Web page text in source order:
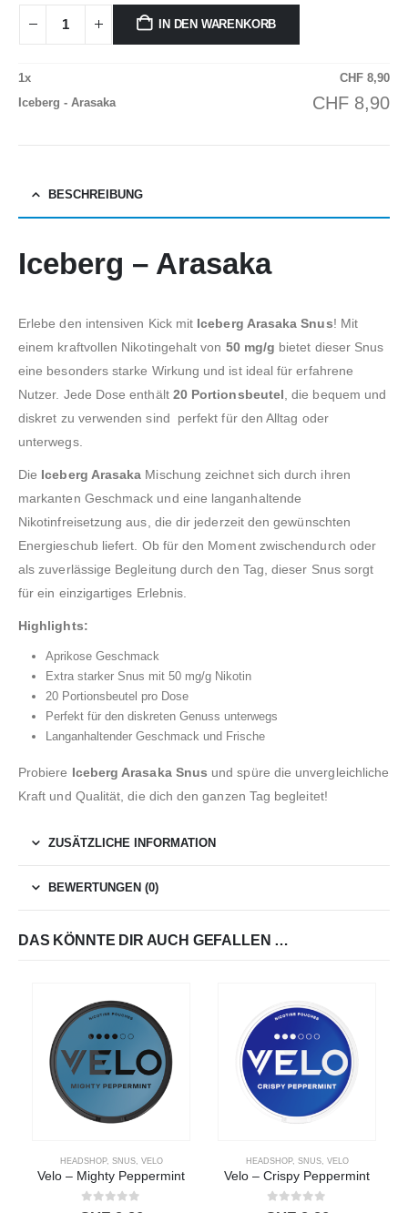
IN DEN WARENKORB
1x CHF 8,90
Iceberg - Arasaka
CHF 8,90
BESCHREIBUNG
Iceberg – Arasaka
Erlebe den intensiven Kick mit Iceberg Arasaka Snus! Mit
einem kraftvollen Nikotingehalt von 50 mg/g bietet dieser Snus
eine besonders starke Wirkung und ist ideal für erfahrene
Nutzer. Jede Dose enthält 20 Portionsbeutel , die bequem und
diskret zu verwenden sind perfekt für den Alltag oder
unterwegs.
Die Iceberg Arasaka Mischung zeichnet sich durch ihren
markanten Geschmack und eine langanhaltende
Nikotinfreisetzung aus, die dir jederzeit den gewünschten
Energieschub liefert. Ob für den Moment zwischendurch oder
als zuverlässige Begleitung durch den Tag, dieser Snus sorgt
für ein einzigartiges Erlebnis.
Highlights:
Aprikose Geschmack
Extra starker Snus mit 50 mg/g Nikotin
20 Portionsbeutel pro Dose
Perfekt für den diskreten Genuss unterwegs
Langanhaltender Geschmack und Frische
Probiere Iceberg Arasaka Snus und spüre die unvergleichliche
Kraft und Qualität, die dich den ganzen Tag begleitet!
ZUSÄTZLICHE INFORMATION
BEWERTUNGEN (0)
DAS KÖNNTE DIR AUCH GEFALLEN …
HEADSHOP, SNUS, VELO
Velo – Mighty Peppermint
HEADSHOP, SNUS, VELO
Velo – Crispy Peppermint